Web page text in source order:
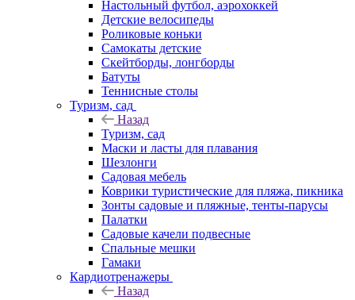
Настольный футбол, аэрохоккей
Детские велосипеды
Роликовые коньки
Самокаты детские
Скейтборды, лонгборды
Батуты
Теннисные столы
Туризм, сад
Назад
Туризм, сад
Маски и ласты для плавания
Шезлонги
Садовая мебель
Коврики туристические для пляжа, пикника
Зонты садовые и пляжные, тенты-парусы
Палатки
Садовые качели подвесные
Спальные мешки
Гамаки
Кардиотренажеры
Назад